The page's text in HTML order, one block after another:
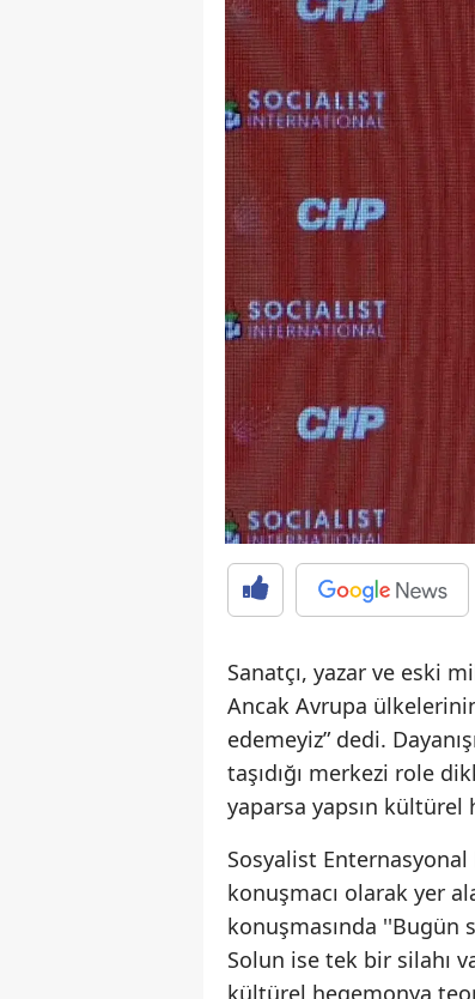
Sanatçı, yazar ve eski
Ancak Avrupa
edemeyiz” dedi.
taşıdığı merkezi role
yaparsa yapsın
Sosyalist Enternasyonal
konuşmacı olarak yer
konuşmasında ''Bugün
Solun ise tek bir silahı
kültürel hegemonya